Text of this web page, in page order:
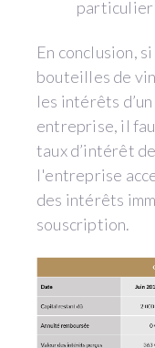
particulier
En conclusion,
bouteilles de
les intérêts
entreprise, il
taux d’intérêt
l'entreprise
des intérêts
souscription.